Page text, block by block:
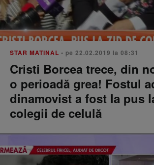
STAR MATINAL • pe 22.02.2019 la 08:31
Cristi Borcea trece, din
o perioadă grea! Fostul
dinamovist a fost la pus
colegii de celulă